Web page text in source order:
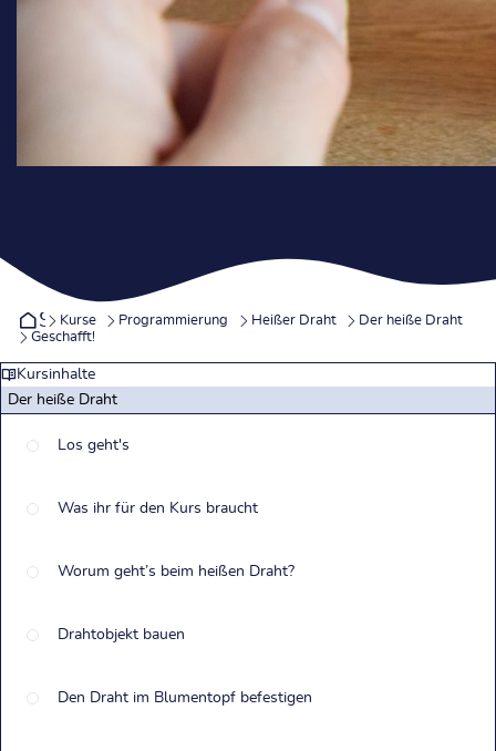
Startseite
Kurse Programmierung Heißer Draht
Der heiße Draht
Geschafft!
Kursinhalte
Der heiße Draht
Los geht's
Was ihr für den Kurs braucht
Worum geht’s beim heißen Draht?
Drahtobjekt bauen
Den Draht im Blumentopf befestigen